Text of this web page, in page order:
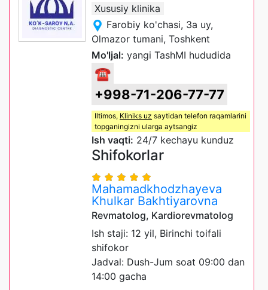
Xususiy klinika
Farobiy ko'chasi, 3a uy,
Olmazor tumani, Toshkent
Mo'ljal: yangi TashMI hududida
☎
+998-71-206-77-77
Iltimos, Kliniks uz saytidan telefon raqamlarini
topganingizni ularga aytsangiz
Ish vaqti: 24/7 kechayu kunduz
Shifokorlar
Mahamadkhodzhayeva
Khulkar Bakhtiyarovna
Revmatolog, Kardiorevmatolog
Ish staji: 12 yil, Birinchi toifali
shifokor
Jadval: Dush-Jum soat 09:00 dan
14:00 gacha